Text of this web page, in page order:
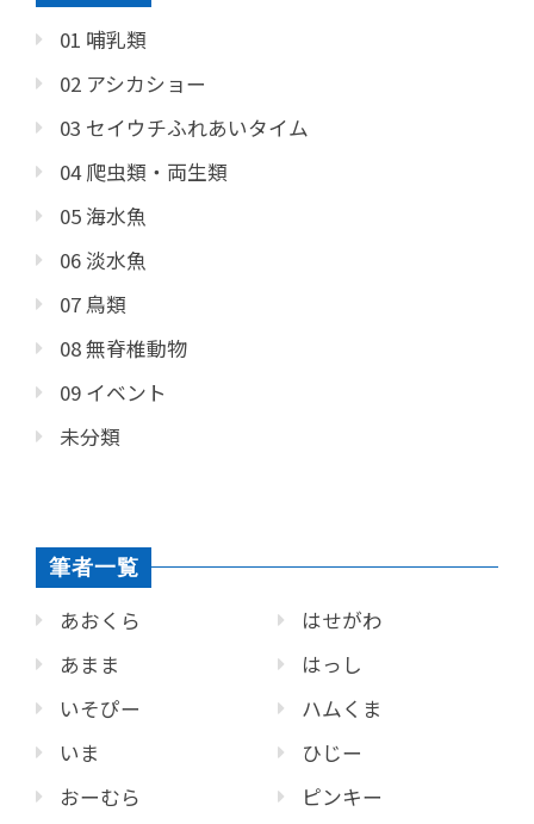
01 哺乳類
02 アシカショー
03 セイウチふれあいタイム
04 爬虫類・両生類
05 海水魚
06 淡水魚
07 鳥類
08 無脊椎動物
09 イベント
未分類
筆者一覧
あおくら
あまま
いそぴー
いま
おーむら
はせがわ
はっし
ハムくま
ひじー
ピンキー